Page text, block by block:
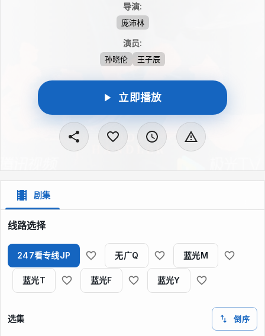
导演:
庞沛林
演员:
孙晓伦 王子辰
立即播放
剧集
线路选择
247看专线JP 无广Q 蓝光M
蓝光T 蓝光F 蓝光Y
选集 倒序